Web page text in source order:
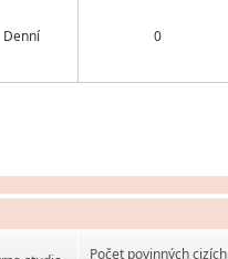
Denní 0
Počet povinných cizích